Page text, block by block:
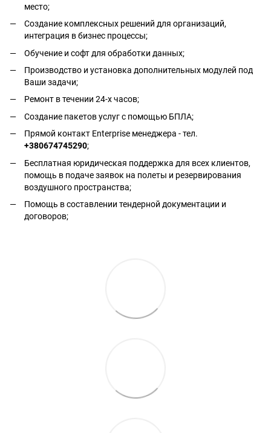
место;
Создание комплексных решений для организаций,
интеграция в бизнес процессы;
Обучение и софт для обработки данных;
Производство и установка дополнительных модулей под
Ваши задачи;
Ремонт в течении 24-х часов;
Создание пакетов услуг с помощью БПЛА;
Прямой контакт Enterprise менеджера - тел.
+380674745290;
Бесплатная юридическая поддержка для всех клиентов,
помощь в подаче заявок на полеты и резервирования
воздушного пространства;
Помощь в составлении тендерной документации и
договоров;